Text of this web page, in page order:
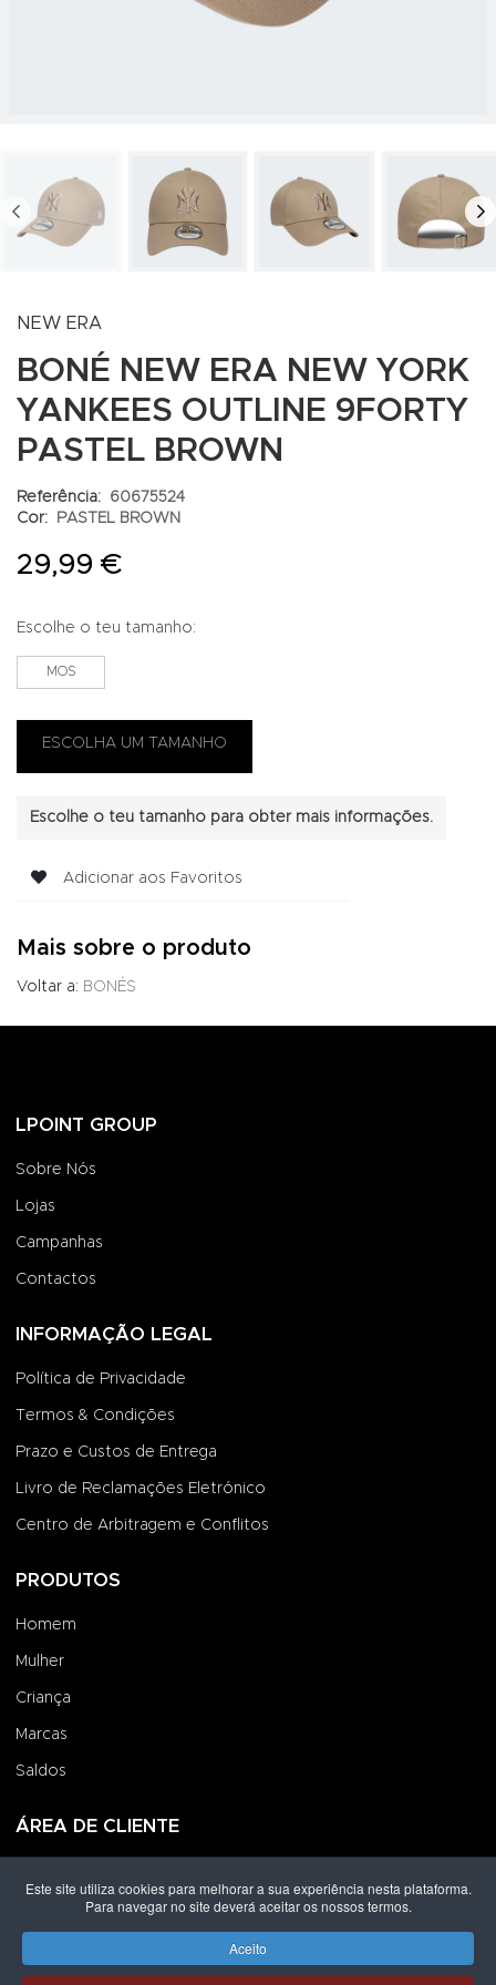
PREV
NEW ERA
BONÉ NEW ERA NEW YORK
YANKEES OUTLINE 9FORTY
PASTEL BROWN
Referência:
60675524
Cor:
PASTEL BROWN
29,99 €
Escolhe o teu tamanho:
MOS
Escolhe o teu tamanho para obter mais informações.
Adicionar aos Favoritos
Mais sobre o produto
Voltar a: BONÉS
LPOINT GROUP
Sobre Nós
Lojas
Campanhas
Contactos
INFORMAÇÃO LEGAL
Política de Privacidade
Termos & Condições
Prazo e Custos de Entrega
Livro de Reclamações Eletrónico
Centro de Arbitragem e Conflitos
PRODUTOS
Homem
Mulher
Criança
Marcas
Saldos
ÁREA DE CLIENTE
Criar uma Conta
Este site utiliza cookies para melhorar a sua experiência nesta plataforma.
Para navegar no site deverá aceitar os nossos termos.
Aceito